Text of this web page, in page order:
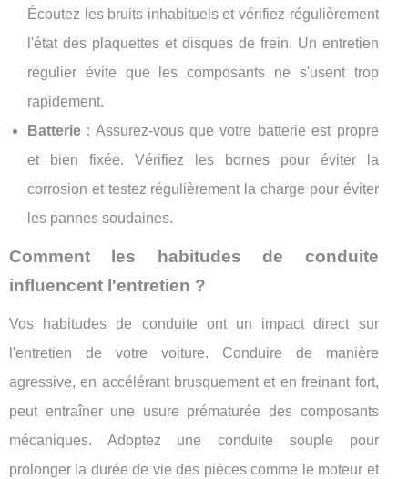
Écoutez les bruits inhabituels et vérifiez régulièrement
l'état des plaquettes et disques de frein. Un entretien
régulier évite que les composants ne s'usent trop
rapidement.
Batterie : Assurez-vous que votre batterie est propre
et bien fixée. Vérifiez les bornes pour éviter la
corrosion et testez régulièrement la charge pour éviter
les pannes soudaines.
Comment les habitudes de conduite
influencent l'entretien ?
Vos habitudes de conduite ont un impact direct sur
l'entretien de votre voiture. Conduire de manière
agressive, en accélérant brusquement et en freinant fort,
peut entraîner une usure prématurée des composants
mécaniques. Adoptez une conduite souple pour
prolonger la durée de vie des pièces comme le moteur et